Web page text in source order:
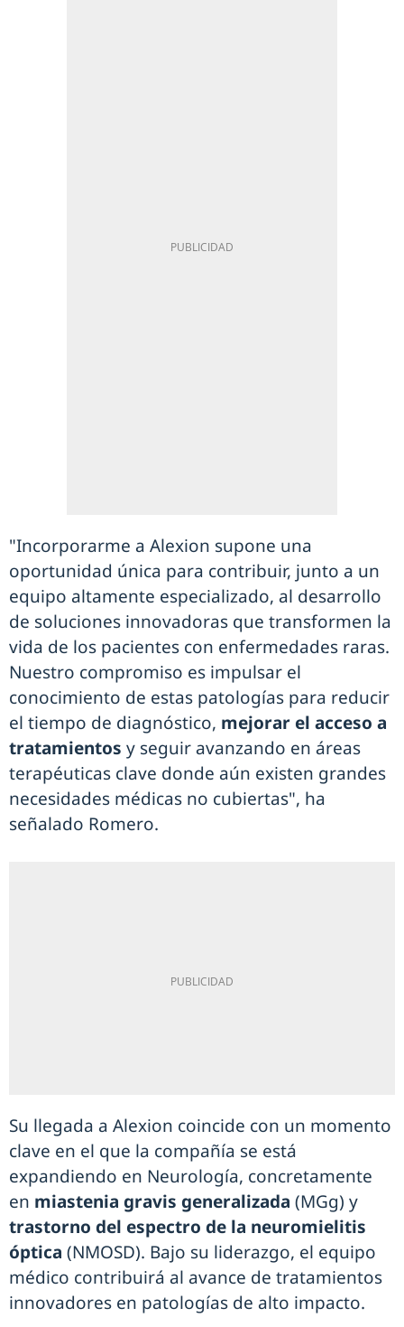
"Incorporarme a Alexion supone una
oportunidad única para contribuir, junto a un
equipo altamente especializado, al desarrollo
de soluciones innovadoras que transformen la
vida de los pacientes con enfermedades raras.
Nuestro compromiso es impulsar el
conocimiento de estas patologías para reducir
el tiempo de diagnóstico, mejorar el acceso a
tratamientos y seguir avanzando en áreas
terapéuticas clave donde aún existen grandes
necesidades médicas no cubiertas", ha
señalado Romero.
Su llegada a Alexion coincide con un momento
clave en el que la compañía se está
expandiendo en Neurología, concretamente
en miastenia gravis generalizada (MGg) y
trastorno del espectro de la neuromielitis
óptica (NMOSD). Bajo su liderazgo, el equipo
médico contribuirá al avance de tratamientos
innovadores en patologías de alto impacto.